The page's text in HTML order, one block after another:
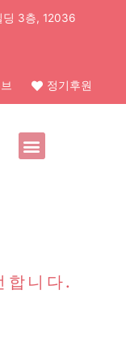
딩 3층, 12036
정기후원
합니다.